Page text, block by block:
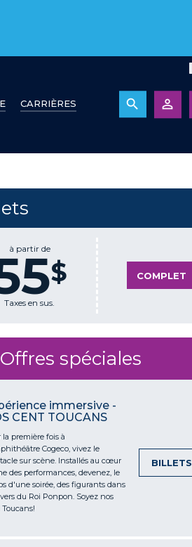
CARRIÈRES
à partir de
$
Taxes en sus.
COMPLET
Offres spéciales
immersive -
CENT TOUCANS
la première fois à
Cogeco, vivez le
sur scène. Installés au cœur
des performances, devenez, le
d'une soirée, des figurants dans
du Roi Ponpon . Soyez nos
Toucans!
BILLETS